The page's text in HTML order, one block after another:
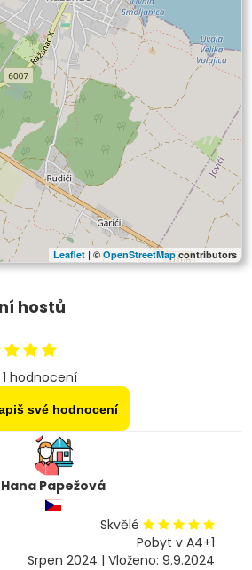
Leaflet | ©OpenStreetMapcontributors
hostů
hodnocení
své hodnocení
Hana Papežová
Skvělé
Pobyt v A4+1
Srpen 2024 | Vloženo: 9.9.2024